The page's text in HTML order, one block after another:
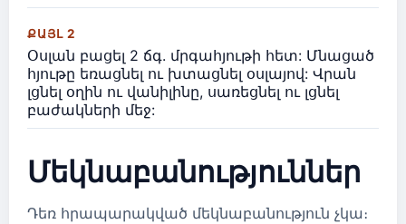
ՔԱՅԼ 2
Օսլան բացել 2 ճգ. մրգահյութի հետ: Մնացած
հյութը եռացնել ու խտացնել օսլայով: Վրան
լցնել օղին ու վանիլինը, սառեցնել ու լցնել
բաժակների մեջ:
Մեկնաբանություններ
Դեռ հրապարակված մեկնաբանություն չկա։